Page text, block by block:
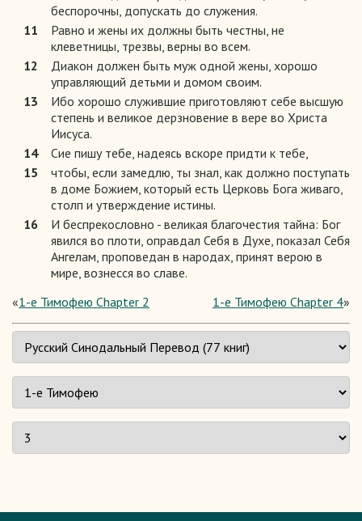
беспорочны, допускать до служения.
11
Равно и жены их должны быть честны, не
клеветницы, трезвы, верны во всем.
12
Диакон должен быть муж одной жены, хорошо
управляющий детьми и домом своим.
13
Ибо хорошо служившие приготовляют себе высшую
степень и великое дерзновение в вере во Христа
Иисуса.
14
Сие пишу тебе, надеясь вскоре придти к тебе,
15
чтобы, если замедлю, ты знал, как должно поступать
в доме Божием, который есть Церковь Бога живаго,
столп и утверждение истины.
16
И беспрекословно - великая благочестия тайна: Бог
явился во плоти, оправдал Себя в Духе, показал Себя
Ангелам, проповедан в народах, принят верою в
мире, вознесся во славе.
«1-е Тимофею Chapter 2 1-е Тимофею Chapter 4»